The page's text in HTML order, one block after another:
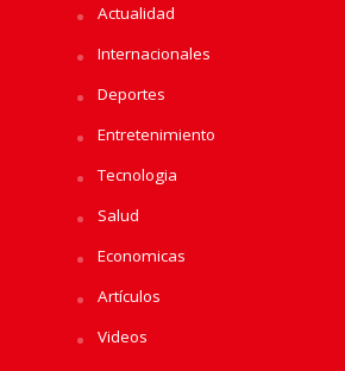
Actualidad
Internacionales
Deportes
Entretenimiento
Tecnologia
Salud
Economicas
Artículos
Videos